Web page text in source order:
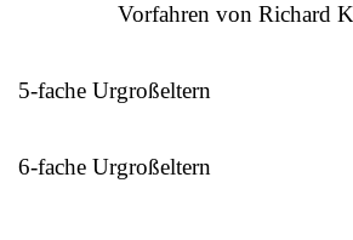
Vorfahren von Richard
5-fache Urgroßeltern
6-fache Urgroßeltern